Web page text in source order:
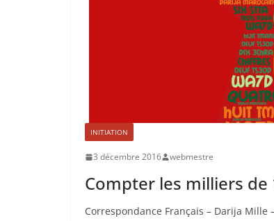
INITIATION
3 décembre 2016 webmestre
Compter les milliers de
Correspondance Français – Darija